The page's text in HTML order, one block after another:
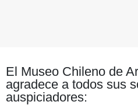
El Museo Chileno de
agradece a todos sus
auspiciadores: